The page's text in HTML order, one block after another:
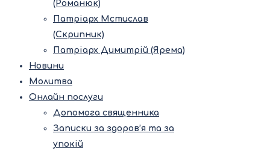
(Романюк)
Патріарх Мстислав
(Скрипник)
Патріарх Димитрій (Ярема)
Новини
Молитва
Онлайн послуги
Допомога священника
Записки за здоров’я та за
упокій